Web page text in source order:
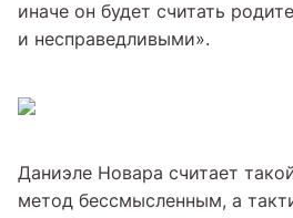
иначе он будет считать
и несправедливыми».
Даниэле Новара считает
метод бессмысленным, а